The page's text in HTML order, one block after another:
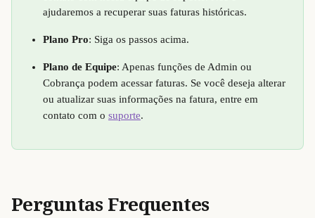
ajudaremos a recuperar suas faturas históricas.
Plano Pro: Siga os passos acima.
Plano de Equipe: Apenas funções de Admin ou
Cobrança podem acessar faturas. Se você deseja alterar
ou atualizar suas informações na fatura, entre em
contato com o suporte.
Perguntas Frequentes